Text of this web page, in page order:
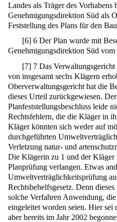
Landes als Träger des Vorhabens
Genehmigungsdirektion Süd als
Feststellung des Plans für den
[6] 6 Der Plan wurde mit
Genehmigungsdirektion Süd
[7] 7 Das
von insgesamt sechs Klägern
Oberverwaltungsgericht hat die
dieses Urteil zurückgewiesen.
Planfeststellungsbeschluss leide
Rechtsfehlern, die die Kläger in
Kläger könnten sich weder auf
durchgeführten
Verletzung natur- und
Die Klägerin zu 1 und der Kläger
Planprüfung verlangen. Etwas
Umweltverträglichkeitsprüfung
Rechtsbehelfsgesetz. Denn
solche Verfahren Anwendung,
eingeleitet worden seien. Hier sei
aber bereits im Jahr 2002